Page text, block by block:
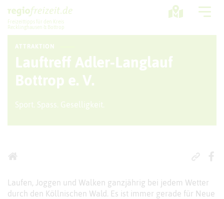
Freizeittipps für den Kreis
Recklinghausen & Bottrop
Sport + Bewegung
Aktuelles
Freizeitregion
ATTRAKTION
Lauftreff Adler-Langlauf
Bottrop e. V.
Sport. Spass. Geselligkeit.
Laufen, Joggen und Walken ganzjährig bei jedem Wetter
durch den Köllnischen Wald. Es ist immer gerade für Neue